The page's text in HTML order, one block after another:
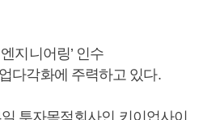
지니어링’ 인수
다각화에 주력하고 있다.
투자목적회사인 키이업사이